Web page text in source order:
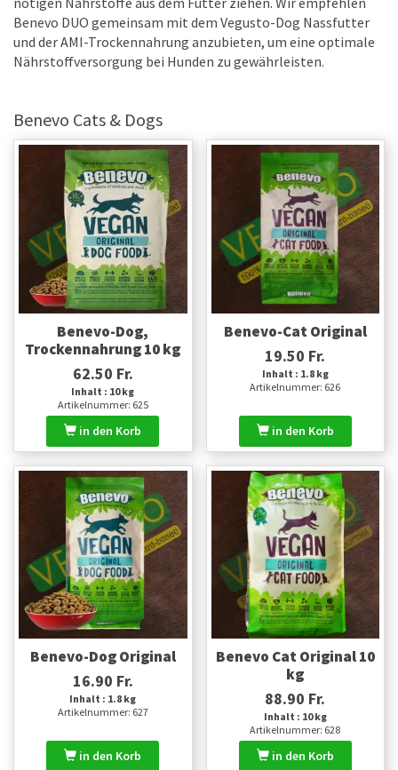
Benevo DUO gemeinsam mit dem Vegusto-Dog Nassfutter
und der AMI-Trockennahrung anzubieten, um eine optimale
Nährstoffversorgung bei Hunden zu gewährleisten.
Benevo Cats & Dogs
Benevo-Dog,
Trockennahrung 10 kg
62.50 Fr.
Inhalt : 10 kg
Artikelnummer: 625
in den Korb
Benevo-Cat Original
19.50 Fr.
Inhalt : 1.8 kg
Artikelnummer: 626
in den Korb
Benevo-Dog Original
16.90 Fr.
Inhalt : 1.8 kg
Artikelnummer: 627
in den Korb
Benevo Cat Original 10
kg
88.90 Fr.
Inhalt : 10 kg
Artikelnummer: 628
in den Korb